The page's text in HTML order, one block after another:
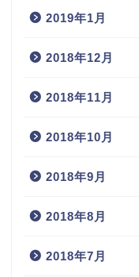
2019年1月
2018年12月
2018年11月
2018年10月
2018年9月
2018年8月
2018年7月